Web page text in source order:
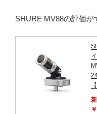
SHURE MV88の評価が